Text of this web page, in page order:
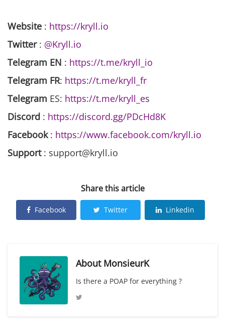
Website : https://kryll.io
Twitter: @Kryll.io
Telegram EN : https://t.me/kryll_io
Telegram FR: https://t.me/kryll_fr
Telegram ES: https://t.me/kryll_es
Discord : https://discord.gg/PDcHd8K
Facebook: https://www.facebook.com/kryll.io
Support: support@kryll.io
Share this article
Facebook Twitter Linkedin
About MonsieurK
Is there a POAP for everything ?